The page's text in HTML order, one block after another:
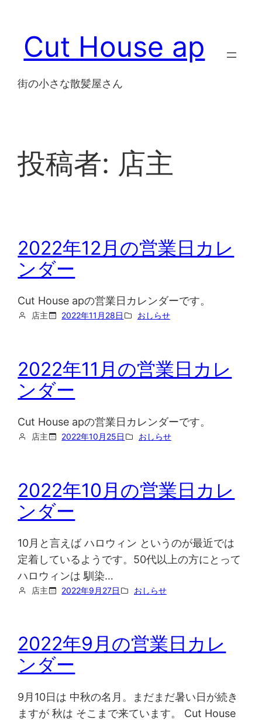
Cut House ap
街の小さな散髪屋さん
投稿者: 店主
2022年12月の営業日カレ
ンダー
Cut House apの営業日カレンダーです。
店主 2022年11月28日 おしらせ
2022年11月の営業日カレ
ンダー
Cut House apの営業日カレンダーです。
店主 2022年10月25日 おしらせ
2022年10月の営業日カレ
ンダー
10月と言えば ハロウィン というのが最近では
定着しているようです。50代以上の方にとって
ハロウィンは 馴染…
店主 2022年9月27日 おしらせ
2022年9月の営業日カレ
ンダー
9月10日は 中秋の名月。まだまだ暑い日が続き
ますが 秋は そこまで来ています。 Cut House